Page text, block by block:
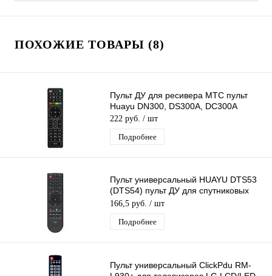
ПОХОЖИЕ ТОВАРЫ (8)
Пульт ДУ для ресивера МТС пульт
Huayu DN300, DS300A, DC300A
222 руб. / шт
Подробнее
Пульт универсальный HUAYU DTS53
(DTS54) пульт ДУ для спутниковых
ресиверов
166,5 руб. / шт
Подробнее
Пульт универсальный ClickPdu RM-